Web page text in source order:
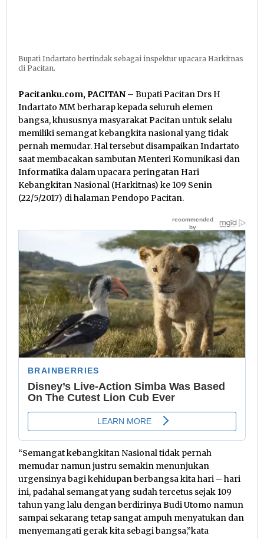
Bupati Indartato bertindak sebagai inspektur upacara Harkitnas
di Pacitan.
Pacitanku.com, PACITAN – Bupati Pacitan Drs H
Indartato MM berharap kepada seluruh elemen
bangsa, khususnya masyarakat Pacitan untuk selalu
memiliki semangat kebangkita nasional yang tidak
pernah memudar. Hal tersebut disampaikan Indartato
saat membacakan sambutan Menteri Komunikasi dan
Informatika dalam upacara peringatan Hari
Kebangkitan Nasional (Harkitnas) ke 109 Senin
(22/5/2017) di halaman Pendopo Pacitan.
“Semangat kebangkitan Nasional tidak pernah
memudar namun justru semakin menunjukan
urgensinya bagi kehidupan berbangsa kita hari – hari
ini, padahal semangat yang sudah tercetus sejak 109
tahun yang lalu dengan berdirinya Budi Utomo namun
sampai sekarang tetap sangat ampuh menyatukan dan
menyemangati gerak kita sebagi bangsa,”kata